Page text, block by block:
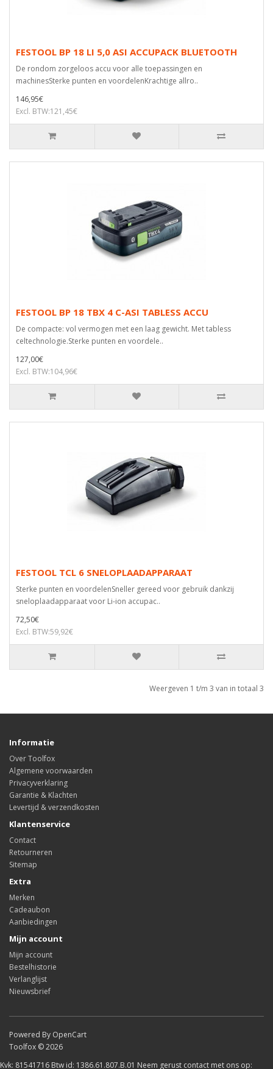
FESTOOL BP 18 LI 5,0 ASI ACCUPACK BLUETOOTH
De rondom zorgeloos accu voor alle toepassingen en
machinesSterke punten en voordelenKrachtige allro..
146,95€
Excl. BTW:121,45€
FESTOOL BP 18 TBX 4 C-ASI TABLESS ACCU
De compacte: vol vermogen met een laag gewicht. Met tabless
celtechnologie.Sterke punten en voordele..
127,00€
Excl. BTW:104,96€
FESTOOL TCL 6 SNELOPLAADAPPARAAT
Sterke punten en voordelenSneller gereed voor gebruik dankzij
sneloplaadapparaat voor Li-ion accupac..
72,50€
Excl. BTW:59,92€
Weergeven 1 t/m 3 van in totaal 3
Informatie
Over Toolfox
Algemene voorwaarden
Privacyverklaring
Garantie & Klachten
Levertijd & verzendkosten
Klantenservice
Contact
Retourneren
Sitemap
Extra
Merken
Cadeaubon
Aanbiedingen
Mijn account
Mijn account
Bestelhistorie
Verlanglijst
Nieuwsbrief
Powered By OpenCart
Toolfox © 2026
Kvk: 81541716 Btw id: 1386.61.807.B.01 Neem gerust contact met ons op: